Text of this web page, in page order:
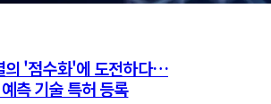
의 '점수화'에 도전하다…
측 기술 특허 등록